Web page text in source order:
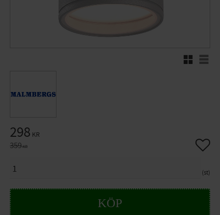
Rutnätsvy
Nedsatt pris:
298 KR
Ordinarie pris:
359KR
st
KÖP
Lägg